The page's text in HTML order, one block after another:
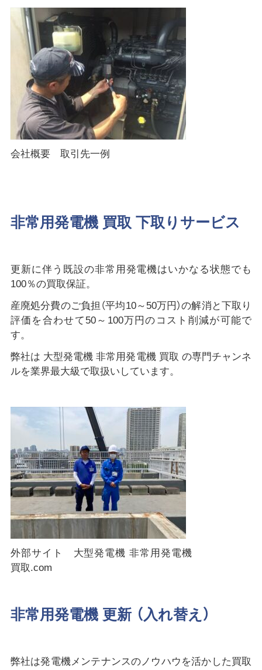
会社概要 取引先一例
非常用発電機 買取 下取りサービス
更新に伴う既設の非常用発電機はいかなる状態でも
100％の買取保証。
産廃処分費のご負担（平均10～50万円）の解消と下取り
評価を合わせて50～100万円のコスト削減が可能で
す。
弊社は 大型発電機 非常用発電機 買取 の専門チャンネ
ルを業界最大級で取扱いしています。
外部サイト 大型発電機 非常用発電機
買取.com
非常用発電機 更新 （入れ替え）
弊社は発電機メンテナンスのノウハウを活かした買取